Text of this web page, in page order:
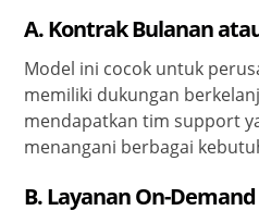
A.Kontrak Bulanan
Model ini cocok untuk
memiliki dukungan
mendapatkan tim support
menangani berbagai
B.Layanan On-Demand